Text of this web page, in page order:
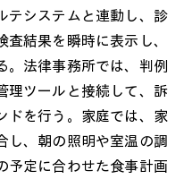
テシステムと連動し、診
結果を瞬時に表示し、
。法律事務所では、判例
理ツールと接続して、訴
ドを行う。家庭では、家
し、朝の照明や室温の調
予定に合わせた食事計画